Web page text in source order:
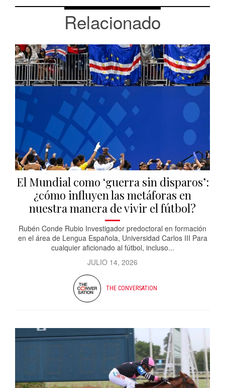
Relacionado
El Mundial como ‘guerra sin disparos’:
¿cómo influyen las metáforas en
nuestra manera de vivir el fútbol?
Rubén Conde Rubio Investigador predoctoral en formación
en el área de Lengua Española, Universidad Carlos III Para
cualquier aficionado al fútbol, incluso...
JULIO 14, 2026
THE CONVERSATION